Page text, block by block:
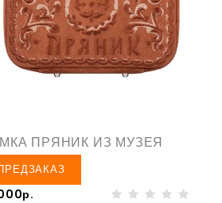
ПРЯНИК ИЗ МУЗЕЯ